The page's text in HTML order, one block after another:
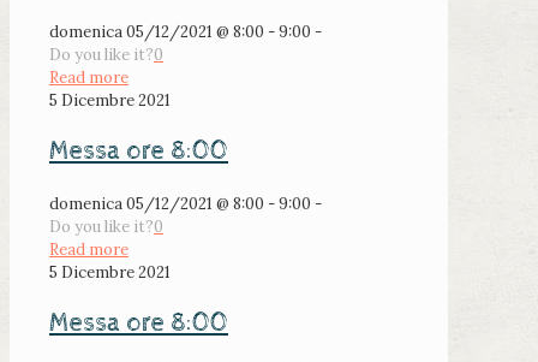
domenica 05/12/2021 @ 8:00 - 9:00 -
Do you like it?0
Read more
5 Dicembre 2021
Messa ore 8:00
domenica 05/12/2021 @ 8:00 - 9:00 -
Do you like it?0
Read more
5 Dicembre 2021
Messa ore 8:00